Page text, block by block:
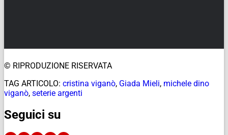
© RIPRODUZIONE RISERVATA
TAG ARTICOLO: cristina viganò, Giada Mieli, michele dino
viganò, seterie argenti
Seguici su